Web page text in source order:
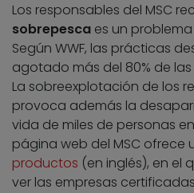
Los responsables del MSC
sobrepesca es un
Según WWF, las prácticas
agotado más del 80% de
La sobreexplotación de los
provoca además la
vida de miles de personas
página web del MSC ofrece
productos (en inglés), en el
ver las empresas